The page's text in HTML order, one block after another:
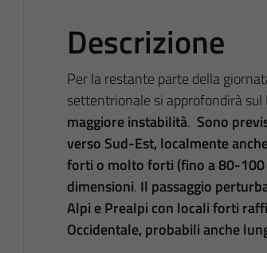
Descrizione
Per la restante parte della
settentrionale si approfondirà
maggiore instabilità. Sono
verso Sud-Est, localmente
forti o molto forti (fino a 80-100
dimensioni. Il passaggio
Alpi e Prealpi con locali forti
Occidentale, probabili anche